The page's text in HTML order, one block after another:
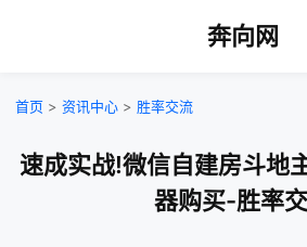
奔向网
首页 > 资讯中心 > 胜率交流
速成实战!微信自建房斗地
器购买-胜率